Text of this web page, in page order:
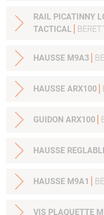
RAIL PICATINNY
TACTICAL
HAUSSE M9A3
HAUSSE ARX100
GUIDON ARX100
HAUSSE
HAUSSE M9A1
VIS PLAQUETTE